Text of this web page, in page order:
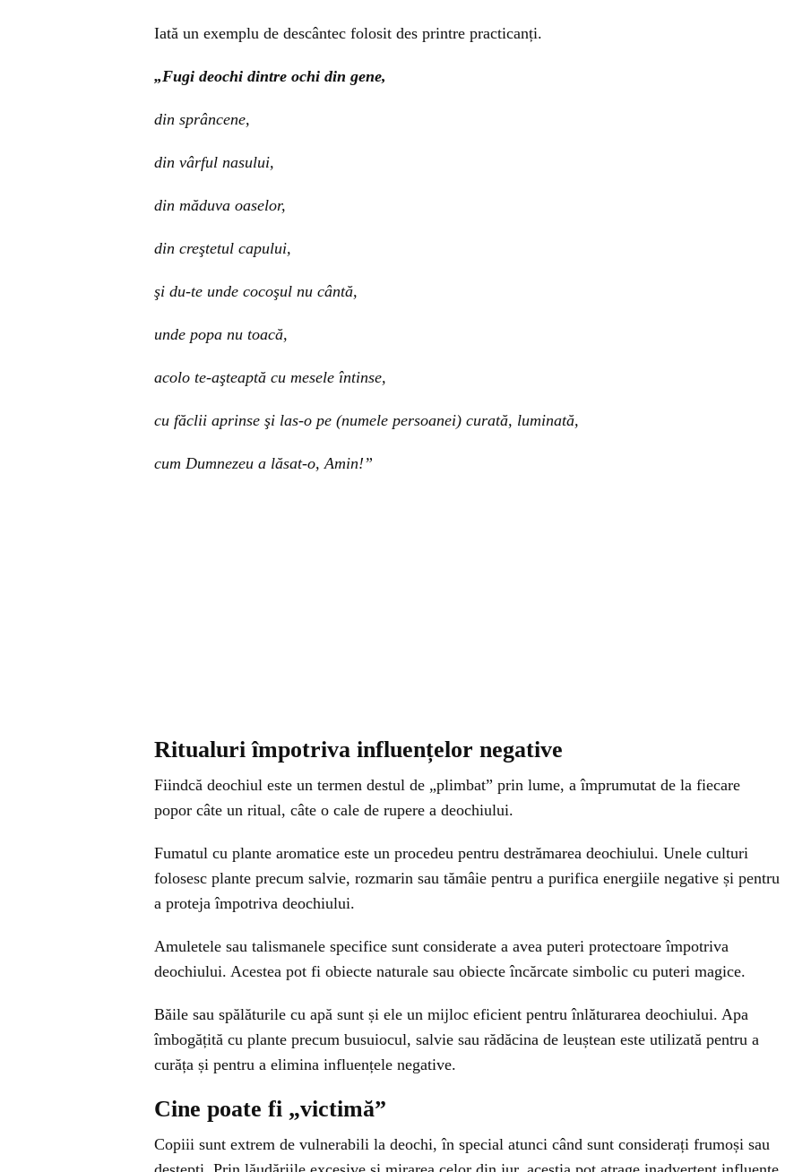
Iată un exemplu de descântec folosit des printre practicanți.
„Fugi deochi dintre ochi din gene,
din sprâncene,
din vârful nasului,
din măduva oaselor,
din creştetul capului,
şi du-te unde cocoşul nu cântă,
unde popa nu toacă,
acolo te-aşteaptă cu mesele întinse,
cu făclii aprinse şi las-o pe (numele persoanei) curată, luminată,
cum Dumnezeu a lăsat-o, Amin!”
Ritualuri împotriva influențelor negative
Fiindcă deochiul este un termen destul de „plimbat” prin lume, a împrumutat de la fiecare
popor câte un ritual, câte o cale de rupere a deochiului.
Fumatul cu plante aromatice este un procedeu pentru destrămarea deochiului. Unele culturi
folosesc plante precum salvie, rozmarin sau tămâie pentru a purifica energiile negative și pentru
a proteja împotriva deochiului.
Amuletele sau talismanele specifice sunt considerate a avea puteri protectoare împotriva
deochiului. Acestea pot fi obiecte naturale sau obiecte încărcate simbolic cu puteri magice.
Băile sau spălăturile cu apă sunt și ele un mijloc eficient pentru înlăturarea deochiului. Apa
îmbogățită cu plante precum busuiocul, salvie sau rădăcina de leuștean este utilizată pentru a
curăța și pentru a elimina influențele negative.
Cine poate fi „victimă”
Copiii sunt extrem de vulnerabili la deochi, în special atunci când sunt considerați frumoși sau